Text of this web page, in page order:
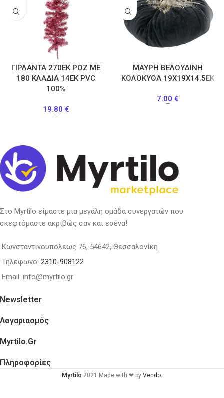
ΓΙΡΛΑΝΤΑ 270ΕΚ ΡΟΖ ΜΕ
180 ΚΛΑΔΙΑ 14ΕΚ PVC
100%
19.80 €
–
ΜΑΥΡΗ ΒΕΛΟΥΔΙΝΗ
ΚΟΛΟΚΥΘΑ 19Χ19Χ14.5ΕΚ
7.00 €
–
Στο Myrtilo είμαστε μια μεγάλη ομάδα συνεργατών που
σκεφτόμαστε ακριβώς σαν και εσένα!
Κωνσταντινουπόλεως 76, 54642, Θεσσαλονίκη
Τηλέφωνο: 2310-908122
Email: info@myrtilo.gr
Newsletter
Λογαριασμός
Myrtilo.gr
Πληροφορίες
Myrtilo 2021 Made with ❤ by Vendo.